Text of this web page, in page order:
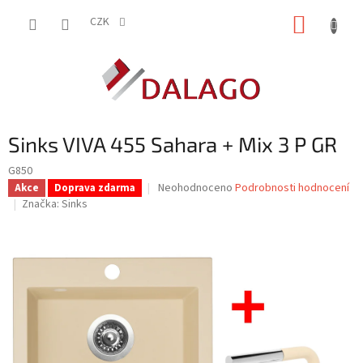
CZK
Sinks VIVA 455 Sahara + Mix 3 P GR
G850
Akce Doprava zdarma
Průměrné
z
Neohodnoceno Podrobnosti hodnocení
Značka: Sinks